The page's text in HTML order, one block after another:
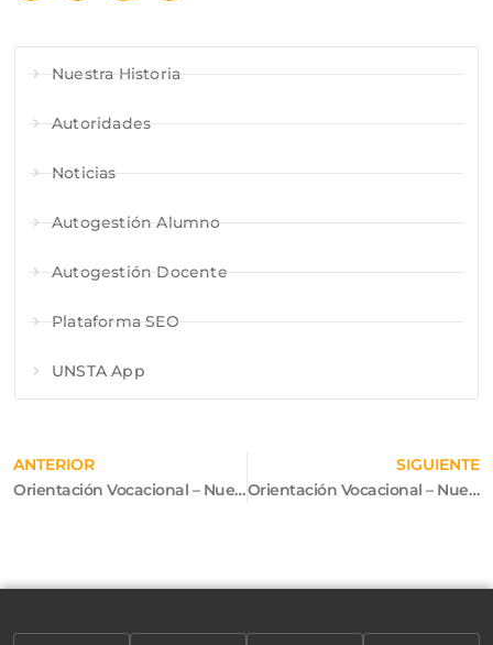
Nuestra Historia
Autoridades
Noticias
Autogestión Alumno
Autogestión Docente
Plataforma SEO
UNSTA App
ANTERIOR
Orientación Vocacional – Nuevos Grupos de Agosto: “Modalidad virtual”
SIGUIENTE
Orientación Vocacional – Nuevos Grupos de Octubre: “Modalidad virtual”